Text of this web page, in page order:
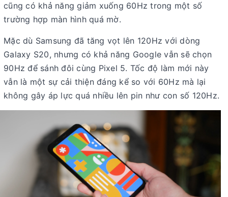
cũng có khả năng giảm xuống 60Hz trong một số
trường hợp màn hình quá mờ.
Mặc dù Samsung đã tăng vọt lên 120Hz với dòng
Galaxy S20, nhưng có khả năng Google vẫn sẽ chọn
90Hz để sánh đôi cùng Pixel 5. Tốc độ làm mới này
vẫn là một sự cải thiện đáng kể so với 60Hz mà lại
không gây áp lực quá nhiều lên pin như con số 120Hz.